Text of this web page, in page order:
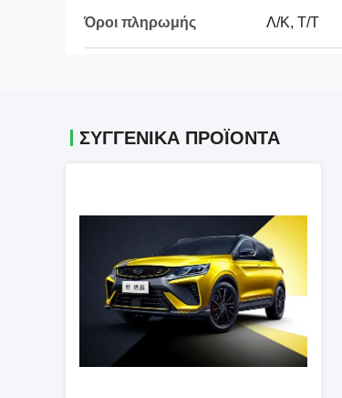
Όροι πληρωμής Λ/Κ, Τ/Τ
ΣΥΓΓΕΝΙΚΆ ΠΡΟΪΌΝΤΑ